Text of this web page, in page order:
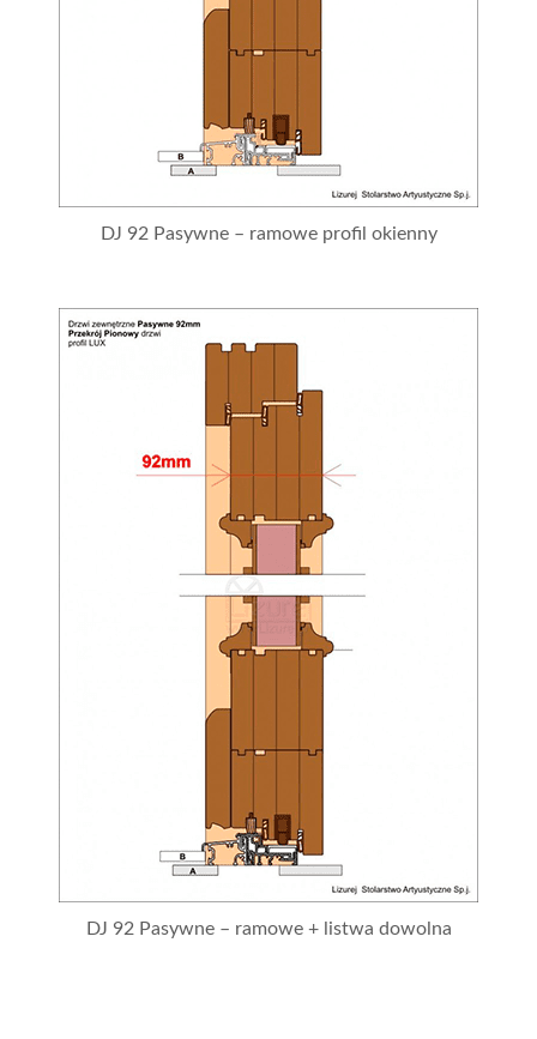
DJ 92 Pasywne – ramowe profil okienny
DJ 92 Pasywne – ramowe + listwa dowolna